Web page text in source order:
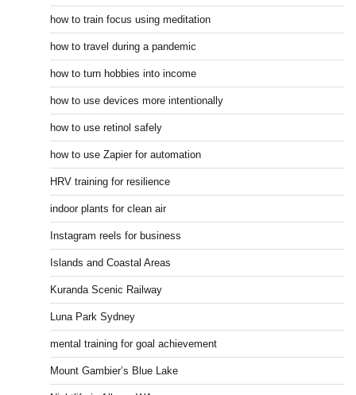
how to train focus using meditation
how to travel during a pandemic
how to turn hobbies into income
how to use devices more intentionally
how to use retinol safely
how to use Zapier for automation
HRV training for resilience
indoor plants for clean air
Instagram reels for business
Islands and Coastal Areas
Kuranda Scenic Railway
Luna Park Sydney
mental training for goal achievement
Mount Gambier’s Blue Lake